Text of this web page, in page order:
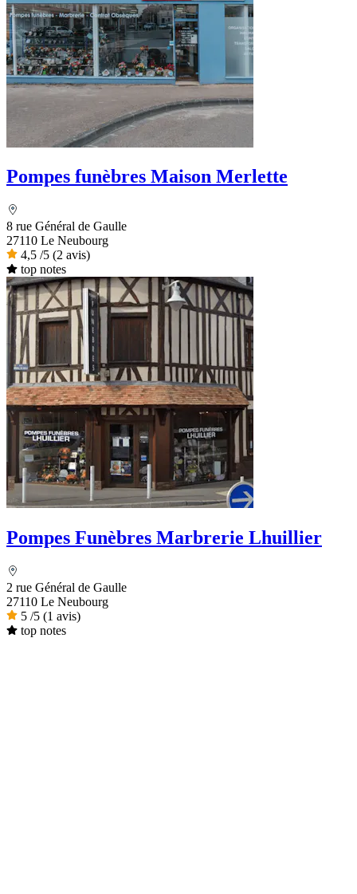
Pompes funèbres Maison Merlette
8 rue Général de Gaulle
27110 Le Neubourg
4,5 /5 (2 avis)
top notes
Pompes Funèbres Marbrerie Lhuillier
2 rue Général de Gaulle
27110 Le Neubourg
5 /5 (1 avis)
top notes